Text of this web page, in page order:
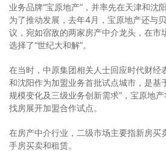
业务品牌“宝原地产”，并率先在天津和沈
为了推动发展，去年4月，宝原地产还与
议，宛如宿敌的两家房产中介龙头，在市
选择了“世纪大和解”。
在当时，中原集团相关人士回应时代财经
和沈阳作为加盟业务首批试点城市，是基
规模变化及三级业务创新需求”，宝原地
找房展开加盟合作试点。
在房产中介行业，二级市场主要指新房买
手房买卖和租赁。